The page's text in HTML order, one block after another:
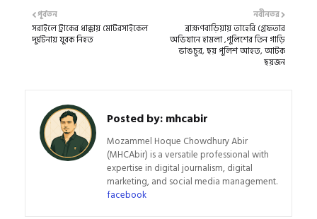
নবীনতর
ব্রাহ্মণবাড়িয়ায় তাহেরি গ্রেফতার
অভিযানে হামলা ,পুলিশের তিন গাড়ি
ভাঙচুর, ছয় পুলিশ আহত, আটক
ছয়জন
পূর্বতন
সরাইলে ট্রাকের ধাক্কায় মোটরসাইকেল
দুর্ঘটনায় যুবক নিহত
Posted by:mhcabir
Mozammel Hoque Chowdhury Abir
(MHCAbir) is a versatile professional with
expertise in digital journalism, digital
marketing, and social media management.
facebook